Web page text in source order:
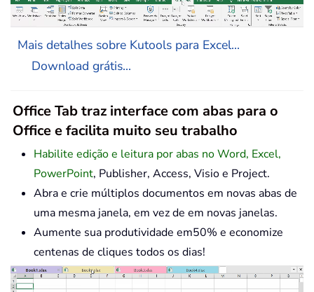
Mais detalhes sobre Kutools para Excel...
Download grátis...
Office Tab traz interface com abas para o
Office e facilita muito seu trabalho
Habilite edição e leitura por abas no Word, Excel,
PowerPoint, Publisher, Access, Visio e Project.
Abra e crie múltiplos documentos em novas abas de
uma mesma janela, em vez de em novas janelas.
Aumente sua produtividade em50% e economize
centenas de cliques todos os dias!